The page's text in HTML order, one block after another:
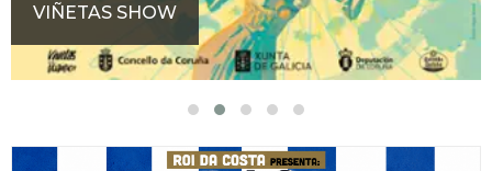
VIÑETAS SHOW